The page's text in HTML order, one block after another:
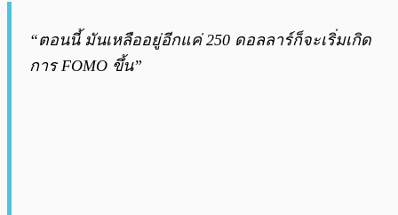
“ตอนนี้ มันเหลืออยู่อีกแค่ 250 ดอลลาร์ก็จะเริ่มเกิด
การ FOMO ขึ้น”